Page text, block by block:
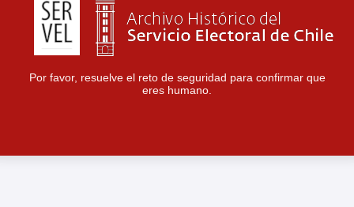
Por favor, resuelve el reto de seguridad para confirmar que
eres humano.